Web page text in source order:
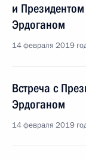
и
Эрдоганом
14 февраля 2019
Встреча с
Эрдоганом
14 февраля 2019